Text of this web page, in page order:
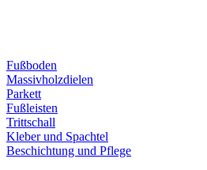
Fußboden
Massivholzdielen
Parkett
Fußleisten
Trittschall
Kleber und Spachtel
Beschichtung und Pflege